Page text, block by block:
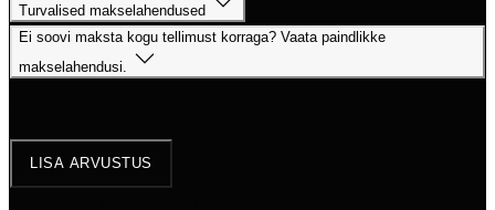
Turvalised makselahendused
Ei soovi maksta kogu tellimust korraga? Vaata paindlikke
makselahendusi.
LISA ARVUSTUS